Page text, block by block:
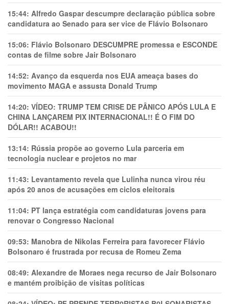
15:44: Alfredo Gaspar descumpre declaração pública sobre
candidatura ao Senado para ser vice de Flávio Bolsonaro
15:06: Flávio Bolsonaro DESCUMPRE promessa e ESCONDE
contas de filme sobre Jair Bolsonaro
14:52: Avanço da esquerda nos EUA ameaça bases do
movimento MAGA e assusta Donald Trump
14:20: VÍDEO: TRUMP TEM CRlSE DE PÂNlCO APÓS LULA E
CHINA LANÇAREM PIX INTERNACIONAL!! É O FIM DO
DÓLAR!! ACABOU!!
13:14: Rússia propõe ao governo Lula parceria em
tecnologia nuclear e projetos no mar
11:43: Levantamento revela que Lulinha nunca virou réu
após 20 anos de acusações em ciclos eleitorais
11:04: PT lança estratégia com candidaturas jovens para
renovar o Congresso Nacional
09:53: Manobra de Nikolas Ferreira para favorecer Flávio
Bolsonaro é frustrada por recusa de Romeu Zema
08:49: Alexandre de Moraes nega recurso de Jair Bolsonaro
e mantém proibição de visitas políticas